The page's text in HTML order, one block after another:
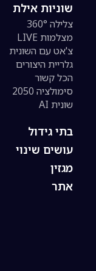
שוניות אילת
צלילה 360°
מצלמות LIVE
צ'אט עם השונית
גלריית היצורים
הכל קשור
סימולציה 2050
שונית AI
בתי גידול
עושים שינוי
מגזין
אתר